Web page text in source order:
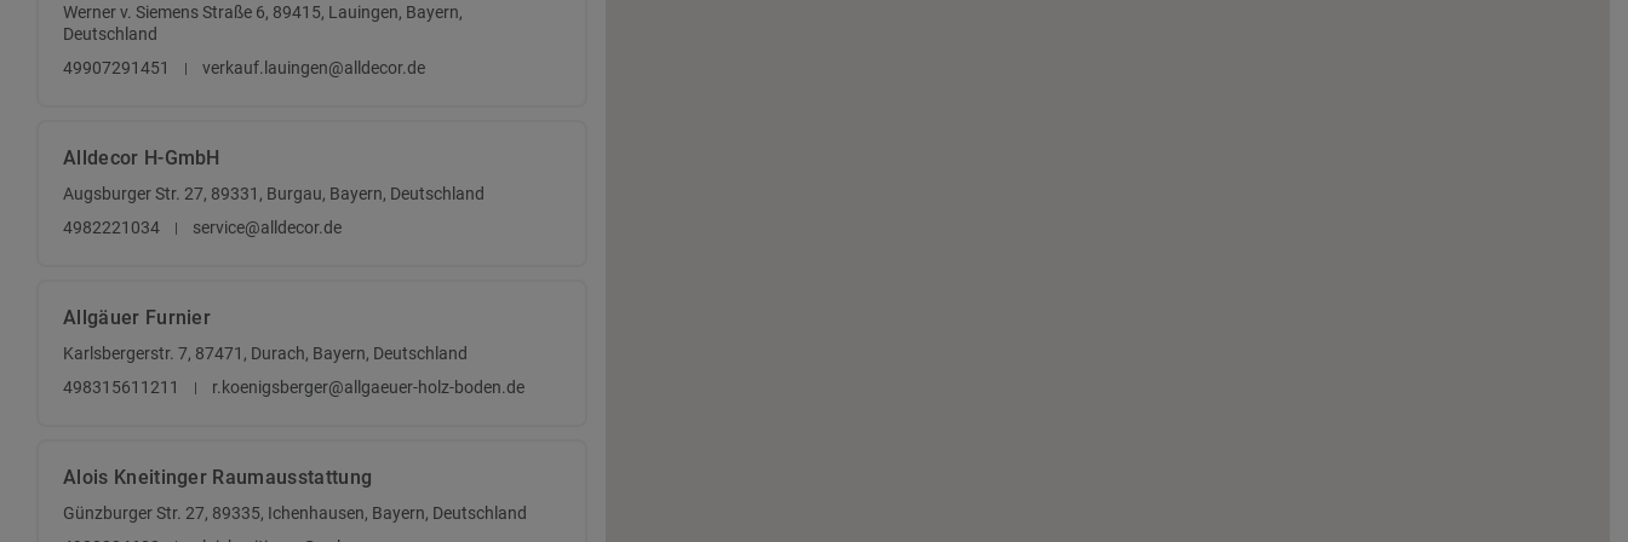
Werner v. Siemens Straße 6, 89415, Lauingen, Bayern,
Deutschland
49907291451
verkauf.lauingen@alldecor.de
Alldecor H-GmbH
Augsburger Str. 27, 89331, Burgau, Bayern, Deutschland
4982221034
service@alldecor.de
Allgäuer Furnier
Karlsbergerstr. 7, 87471, Durach, Bayern, Deutschland
498315611211
r.koenigsberger@allgaeuer-holz-boden.de
Alois Kneitinger Raumausstattung
Günzburger Str. 27, 89335, Ichenhausen, Bayern, Deutschland